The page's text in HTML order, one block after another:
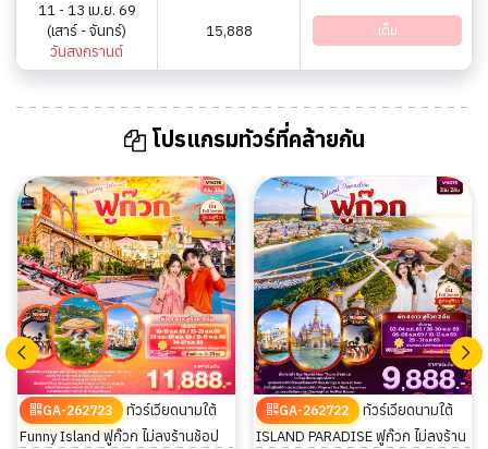
11 - 13 เม.ย. 69
(เสาร์ - จันทร์)
วันสงกรานต์
15,888 เต็ม
โปรแกรมทัวร์ที่คล้ายกัน
GA-262723
ทัวร์เวียดนามใต้
Funny Island ฟูก๊วก ไม่ลงร้านช้อป
GA-262722
ทัวร์เวียดนามใต้
ISLAND PARADISE ฟูก๊วก ไม่ลงร้าน